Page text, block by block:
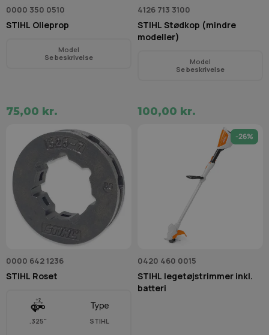
0000 350 0510
STIHL Olieprop
Model
Se beskrivelse
75,00 kr.
4126 713 3100
STIHL Stødkop (mindre
modeller)
Model
Se beskrivelse
100,00 kr.
0000 642 1236
STIHL Roset
.325" STIHL
-26%
0420 460 0015
STIHL legetøjstrimmer inkl.
batteri